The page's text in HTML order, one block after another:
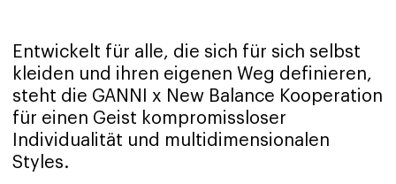
Entwickelt für alle, die sich für sich selbst
kleiden und ihren eigenen Weg definieren,
steht die GANNI x New Balance Kooperation
für einen Geist kompromissloser
Individualität und multidimensionalen
Styles.